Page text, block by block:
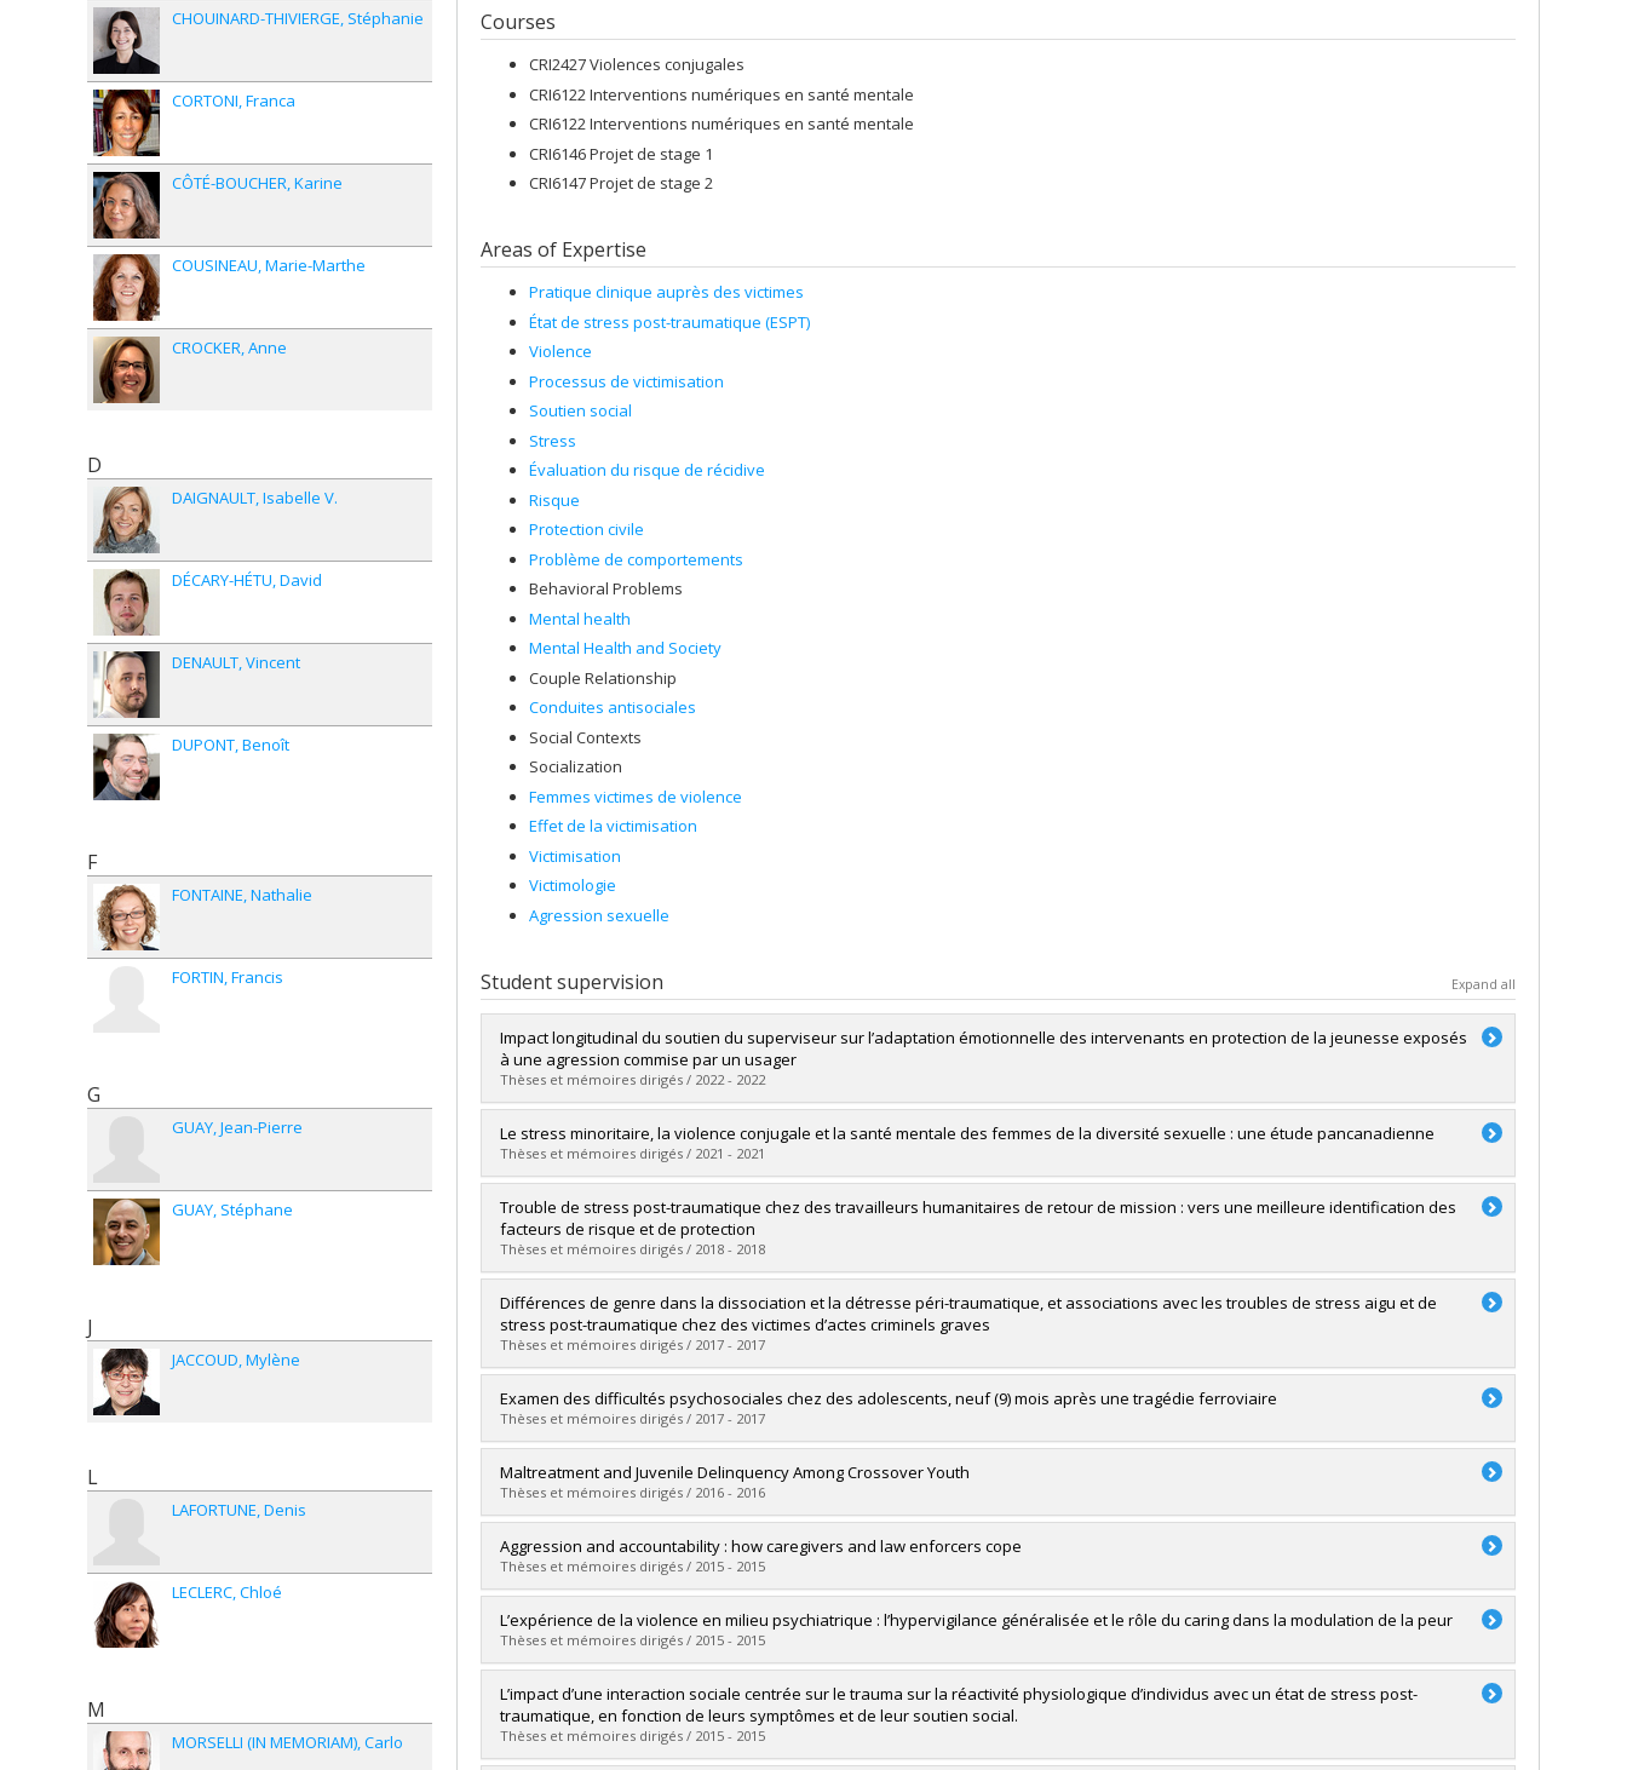
Courses
CRI2427 Violences conjugales
CRI6122 Interventions numériques en santé mentale
CRI6122 Interventions numériques en santé mentale
CRI6146 Projet de stage 1
CRI6147 Projet de stage 2
Areas of Expertise
Pratique clinique auprès des victimes
État de stress post-traumatique (ESPT)
Violence
Processus de victimisation
Soutien social
Stress
Évaluation du risque de récidive
Risque
Protection civile
Problème de comportements
Behavioral Problems
Mental health
Mental Health and Society
Couple Relationship
Conduites antisociales
Social Contexts
Socialization
Femmes victimes de violence
Effet de la victimisation
Victimisation
Victimologie
Agression sexuelle
Student supervision Expand all
Impact longitudinal du soutien du superviseur sur l’adaptation émotionnelle des intervenants en protection de la jeunesse exposés
à une agression commise par un usager
Thèses et mémoires dirigés / 2022 - 2022
Graduate :Lamothe, Josianne
Cycle : Doctoral
Grade :Ph. D.
Lien vers le document dans Papyrus
Le stress minoritaire, la violence conjugale et la santé mentale des femmes de la diversité sexuelle : une étude pancanadienne
Thèses et mémoires dirigés / 2021 - 2021
Graduate :Fedele, Emma
Cycle :Master's
Grade :M. Sc.
Lien vers le document dans Papyrus
Trouble de stress post-traumatique chez des travailleurs humanitaires de retour de mission : vers une meilleure identification des
facteurs de risque et de protection
Thèses et mémoires dirigés / 2018 - 2018
Graduate : St-Laurent, Julie
Cycle : Doctoral
Grade :Ph. D.
Lien vers le document dans Papyrus
Différences de genre dans la dissociation et la détresse péri-traumatique, et associations avec les troubles de stress aigu et de
stress post-traumatique chez des victimes d’actes criminels graves
Thèses et mémoires dirigés / 2017 - 2017
Graduate :Boisclair Demarble, Julie
Cycle : Doctoral
Grade :Ph. D.
Lien vers le document dans Papyrus
Examen des difficultés psychosociales chez des adolescents, neuf (9) mois après une tragédie ferroviaire
Thèses et mémoires dirigés / 2017 - 2017
Graduate :Hugron, Martine
Cycle : Master's
Grade :M. Sc.
Lien vers le document dans Papyrus
Maltreatment and Juvenile Delinquency Among Crossover Youth
Thèses et mémoires dirigés / 2016 - 2016
Graduate : Sader, Josette
Cycle : Master's
Grade :M. Sc.
Lien vers le document dans Papyrus
Aggression and accountability : how caregivers and law enforcers cope
Thèses et mémoires dirigés / 2015 - 2015
Graduate :Geoffrion, Steve
Cycle : Doctoral
Grade :Ph. D.
Lien vers le document dans Papyrus
L’expérience de la violence en milieu psychiatrique : l’hypervigilance généralisée et le rôle du caring dans la modulation de la peur
Thèses et mémoires dirigés / 2015 - 2015
Graduate :Forté, Lydia
Cycle :Master's
Grade :M. Sc.
Lien vers le document dans Papyrus
L’impact d’une interaction sociale centrée sur le trauma sur la réactivité physiologique d’individus avec un état de stress post-
traumatique, en fonction de leurs symptômes et de leur soutien social.
Thèses et mémoires dirigés / 2015 - 2015
CHOUINARD-THIVIERGE Stéphanie
CORTONI Franca
CÔTÉ-BOUCHER Karine
COUSINEAU Marie-Marthe
CROCKER Anne
D
DAIGNAULT Isabelle V.
DÉCARY-HÉTU David
DENAULT Vincent
DUPONT Benoît
F
FONTAINE Nathalie
FORTIN Francis
G
GUAY Jean-Pierre
GUAY Stéphane
J
JACCOUD Mylène
L
LAFORTUNE Denis
LECLERC Chloé
M
MORSELLI (IN MEMORIAM) Carlo